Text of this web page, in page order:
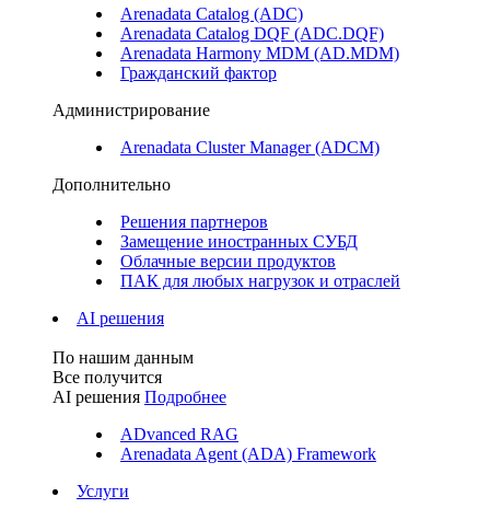
Arenadata Catalog (ADC)
Arenadata Catalog DQF (ADС.DQF)
Arenadata Harmony MDM (AD.MDM)
Гражданский фактор
Администрирование
Arenadata Cluster Manager (ADCM)
Дополнительно
Решения партнеров
Замещение иностранных СУБД
Облачные версии продуктов
ПАК для любых нагрузок и отраслей
AI решения
По нашим данным
Все получится
AI решения Подробнее
ADvanced RAG
Arenadata Agent (ADA) Framework
Услуги